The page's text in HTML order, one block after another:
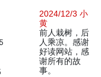
2024/12/3 小
黄
前人栽树，后
人乘凉。感谢
好读网站，感
谢所有的故
事。